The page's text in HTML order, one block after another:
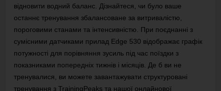
відновити водний баланс. Дізнайтеся, чи було ваше
останнє тренування збалансоване за витривалістю,
пороговими станами та інтенсивністю. При поєднанні з
сумісними датчиками прилад Edge 530 відображає графік
потужності для порівняння зусиль під час поїздки з
показниками попередніх тижнів і місяців. Де б ви не
тренувалися, ви можете завантажувати структуровані
тренування з TrainingPeaks та нашої онлайнової